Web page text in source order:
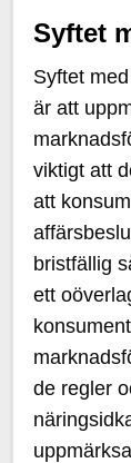
Syftet
Syftet
är att
viktigt att
att
bristfällig
ett
de regler